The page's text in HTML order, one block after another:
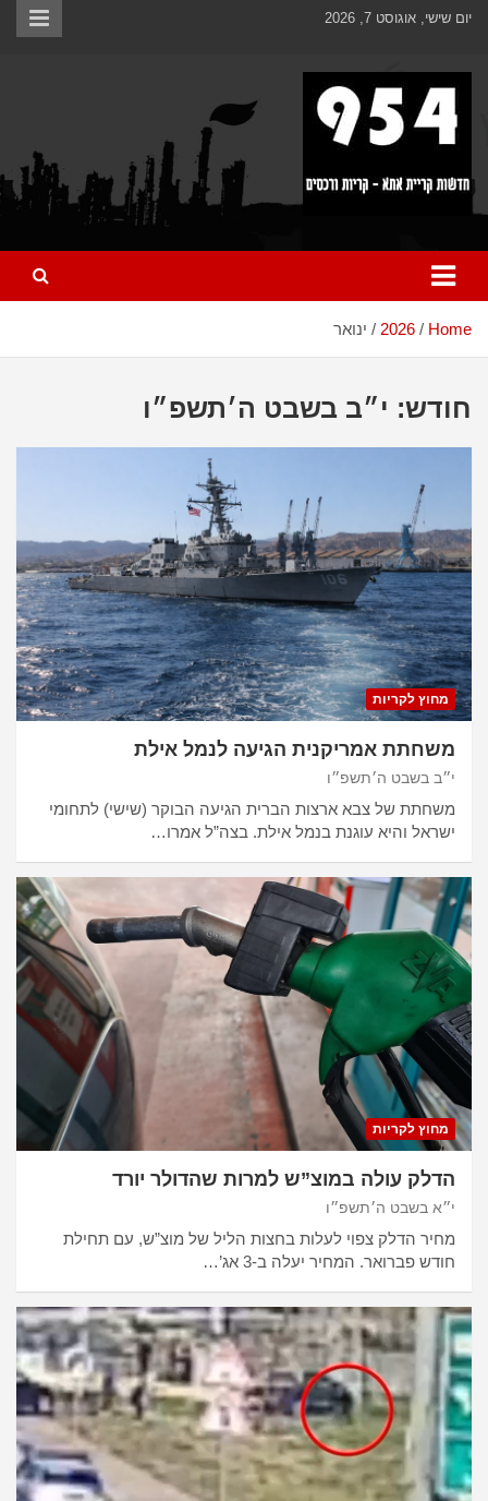
לתוכן
Skipיום שישי, אוגוסט 7, 2026
Home
2026 ינואר
חודש: י״ב בשבט ה׳תשפ״ו
מחוץ לקריות
משחתת אמריקנית הגיעה לנמל אילת
י״ב בשבט ה׳תשפ״ו
משחתת של צבא ארצות הברית הגיעה הבוקר (שישי) לתחומי
ישראל והיא עוגנת בנמל אילת. בצה”ל אמרו…
מחוץ לקריות
הדלק עולה במוצ”ש למרות שהדולר יורד
י״א בשבט ה׳תשפ״ו
מחיר הדלק צפוי לעלות בחצות הליל של מוצ”ש, עם תחילת
חודש פברואר. המחיר יעלה ב-3 אג’…